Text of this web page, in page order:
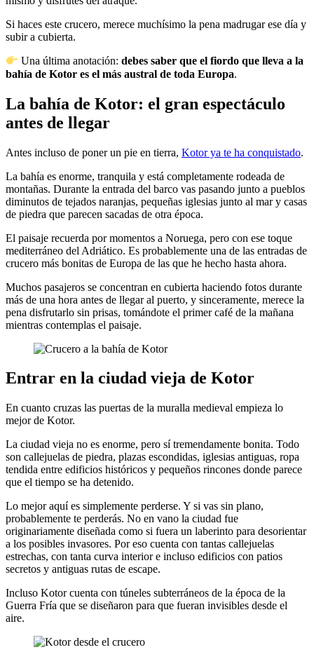
Si haces este crucero, merece muchísimo la pena madrugar ese día y
subir a cubierta.
Una última anotación:debes saber que el fiordo que lleva a la
bahía de Kotor es el más austral de toda Europa.
La bahía de Kotor: el gran espectáculo
antes de llegar
Antes incluso de poner un pie en tierra, Kotor ya te ha conquistado.
La bahía es enorme, tranquila y está completamente rodeada de
montañas. Durante la entrada del barco vas pasando junto a pueblos
diminutos de tejados naranjas, pequeñas iglesias junto al mar y casas
de piedra que parecen sacadas de otra época.
El paisaje recuerda por momentos a Noruega, pero con ese toque
mediterráneo del Adriático. Es probablemente una de las entradas de
crucero más bonitas de Europa de las que he hecho hasta ahora.
Muchos pasajeros se concentran en cubierta haciendo fotos durante
más de una hora antes de llegar al puerto, y sinceramente, merece la
pena disfrutarlo sin prisas, tomándote el primer café de la mañana
mientras contemplas el paisaje.
Entrar en la ciudad vieja de Kotor
En cuanto cruzas las puertas de la muralla medieval empieza lo
mejor de Kotor.
La ciudad vieja no es enorme, pero sí tremendamente bonita. Todo
son callejuelas de piedra, plazas escondidas, iglesias antiguas, ropa
tendida entre edificios históricos y pequeños rincones donde parece
que el tiempo se ha detenido.
Lo mejor aquí es simplemente perderse. Y si vas sin plano,
probablemente te perderás. No en vano la ciudad fue
originariamente diseñada como si fuera un laberinto para desorientar
a los posibles invasores. Por eso cuenta con tantas callejuelas
estrechas, con tanta curva interior e incluso edificios con patios
secretos y antiguas rutas de escape.
Incluso Kotor cuenta con túneles subterráneos de la época de la
Guerra Fría que se diseñaron para que fueran invisibles desde el
aire.